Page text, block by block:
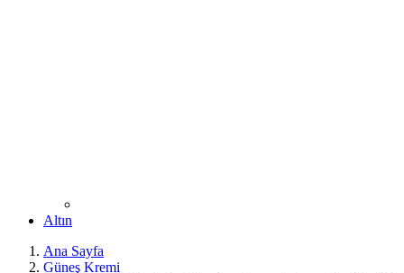
Altın
Ana Sayfa
Güneş Kremi